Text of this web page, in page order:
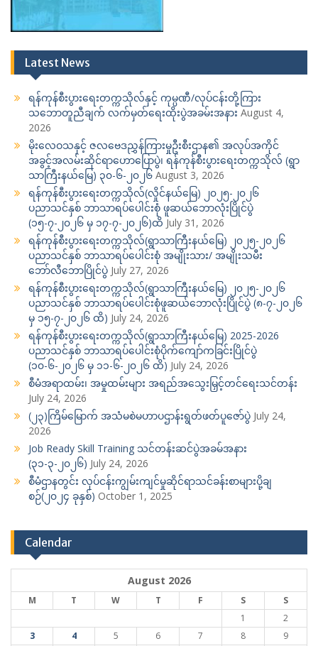
Latest News
ရန်ကုန်စီးပွားရေးတက္ကသိုလ်နှင့် ကုမ္ပဏီ/လုပ်ငန်းတို့ကြား
သဘောတူညီချက် လက်မှတ်ရေးထိုးပွဲအခမ်းအနား August 4,
2026
မိုးလေဝသနှင့် ဇလဗေဒညွှန်ကြားမှုဦးစီးဌာန၏ အလုပ်အကိုင်
အခွင့်အလမ်းဆိုင်ရာဟောပြောပွဲ၊ ရန်ကုန်စီးပွားရေးတက္ကသိုလ် (ရွာ
သာကြီးနယ်မြေ) ၃၀-၆-၂၀၂၆ August 3, 2026
ရန်ကုန်စီးပွားရေးတက္ကသိုလ်(လှိုင်နယ်မြေ) ၂၀၂၅-၂၀၂၆
ပညာသင်နှစ် ဘာသာရပ်ပေါင်းစုံ ဖူဆယ်ဘောလုံးပြိုင်ပွဲ
(၁၅-၇-၂၀၂၆ မှ ၁၇-၇-၂၀၂၆)ထိ July 31, 2026
ရန်ကုန်စီးပွားရေးတက္ကသိုလ်(ရွာသာကြီးနယ်မြေ) ၂၀၂၅-၂၀၂၆
ပညာသင်နှစ် ဘာသာရပ်ပေါင်းစုံ အမျိုးသား/ အမျိုးသမီး
ဘော်လီဘောပြိုင်ပွဲ July 27, 2026
ရန်ကုန်စီးပွားရေးတက္ကသိုလ်(ရွာသာကြီးနယ်မြေ) ၂၀၂၅-၂၀၂၆
ပညာသင်နှစ် ဘာသာရပ်ပေါင်းစုံဖူဆယ်ဘောလုံးပြိုင်ပွဲ (၈-၇-၂၀၂၆
မှ ၁၅-၇-၂၀၂၆ ထိ) July 24, 2026
ရန်ကုန်စီးပွားရေးတက္ကသိုလ်(ရွာသာကြီးနယ်မြေ) 2025-2026
ပညာသင်နှစ် ဘာသာရပ်ပေါင်းစုံပိုက်ကျော်ကခြင်းပြိုင်ပွဲ
(၁၀-၆-၂၀၂၆ မှ ၁၁-၆-၂၀၂၆ ထိ) July 24, 2026
စီမံအရာထမ်း၊ အမှုထမ်းများ အရည်အသွေးမြှင့်တင်ရေးသင်တန်း
July 24, 2026
(၂၃)ကြိမ်မြောက် အသံမစဲမဟာပဌာန်းရွတ်ဖတ်ပူဇော်ပွဲ July 24,
2026
Job Ready Skill Training သင်တန်းဆင်ပွဲအခမ်အနား
(၃၁-၃-၂၀၂၆) July 24, 2026
စီမံဌာနတွင်း လုပ်ငန်းကျွမ်းကျင်မှုဆိုင်ရာသင်ခန်းစာများပို့ချ
စဉ်(၂၀၂၄ ခုနှစ်) October 1, 2025
Calendar
August 2026
M T W T F S
S
1
2
3
4 5 6 7 8
9